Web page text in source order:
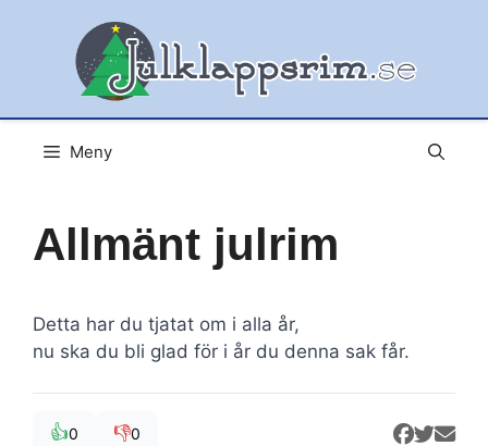
Meny
Allmänt julrim
Detta har du tjatat om i alla år,
nu ska du bli glad för i år du denna sak får.
👍0 👎0